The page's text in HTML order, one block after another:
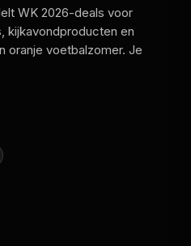
WK 2026-deals voor
kijkavondproducten en
oranje voetbalzomer. Je